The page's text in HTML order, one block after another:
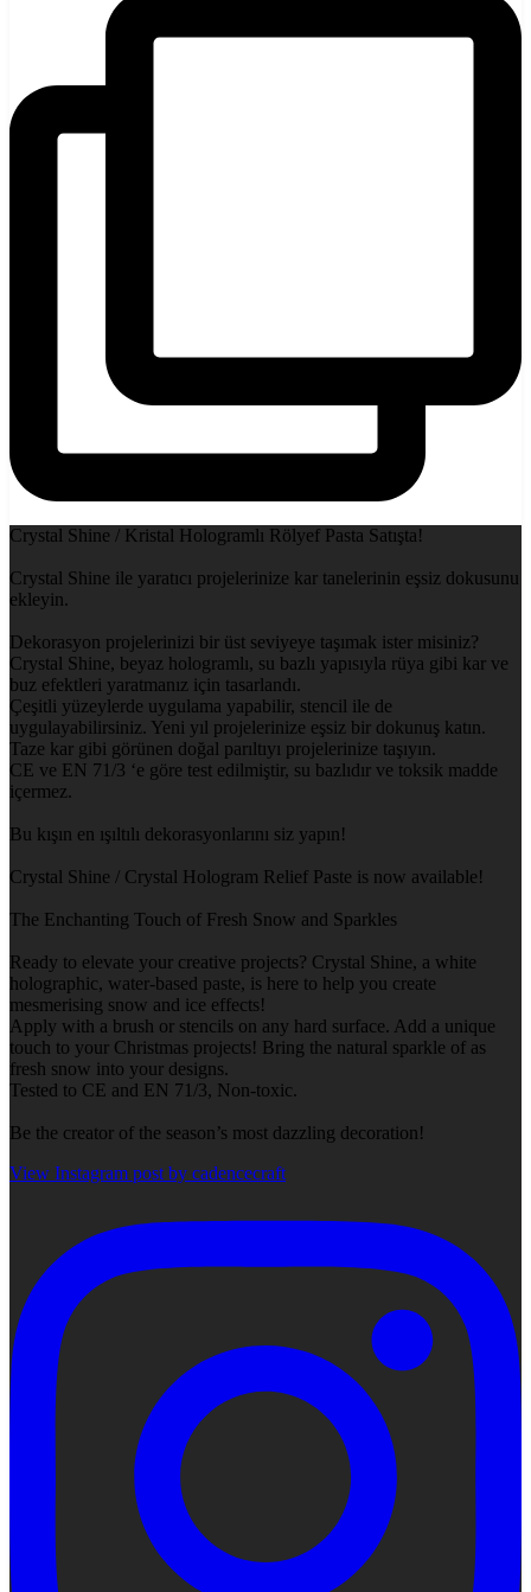
Crystal Shine / Kristal Hologramlı Rölyef Pasta Satışta!
Crystal Shine ile yaratıcı projelerinize kar tanelerinin eşsiz dokusunu
ekleyin.
Dekorasyon projelerinizi bir üst seviyeye taşımak ister misiniz?
Crystal Shine, beyaz hologramlı, su bazlı yapısıyla rüya gibi kar ve
buz efektleri yaratmanız için tasarlandı.
Çeşitli yüzeylerde uygulama yapabilir, stencil ile de
uygulayabilirsiniz. Yeni yıl projelerinize eşsiz bir dokunuş katın.
Taze kar gibi görünen doğal parıltıyı projelerinize taşıyın.
CE ve EN 71/3 ‘e göre test edilmiştir, su bazlıdır ve toksik madde
içermez.
Bu kışın en ışıltılı dekorasyonlarını siz yapın!
Crystal Shine / Crystal Hologram Relief Paste is now available!
The Enchanting Touch of Fresh Snow and Sparkles
Ready to elevate your creative projects? Crystal Shine, a white
holographic, water-based paste, is here to help you create
mesmerising snow and ice effects!
Apply with a brush or stencils on any hard surface. Add a unique
touch to your Christmas projects! Bring the natural sparkle of as
fresh snow into your designs.
Tested to CE and EN 71/3, Non-toxic.
Be the creator of the season’s most dazzling decoration!
View Instagram post by cadencecraft